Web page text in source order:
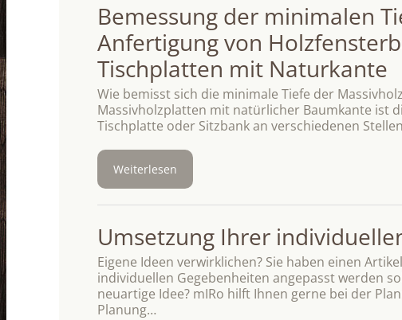
Bemessung der minimalen
Anfertigung von
Tischplatten mit Naturkante
Wie bemisst sich die minimale Tiefe der
Massivholzplatten mit natürlicher Baumkante ist
Tischplatte oder Sitzbank an verschiedenen
Weiterlesen
Umsetzung Ihrer
Eigene Ideen verwirklichen? Sie haben einen
individuellen Gegebenheiten angepasst werden
neuartige Idee? mIRo hilft Ihnen gerne bei der
Planung…